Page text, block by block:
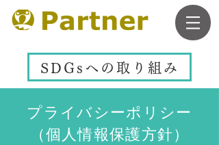
SDGsへの取り組み
​プライバシーポリシー
（個人情報保護方針）